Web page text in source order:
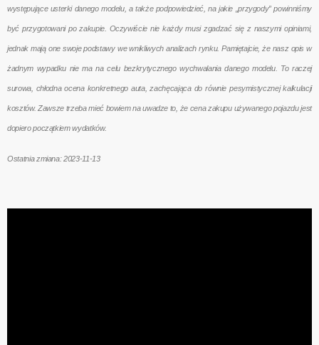
występujące usterki danego modelu, a także podpowiedzieć, na jakie „przygody” powinniśmy
być przygotowani po zakupie. Oczywiście nie każdy musi zgadzać się z naszymi opiniami,
jednak mają one swoje podstawy we wnikliwych analizach rynku. Pamiętajcie, że nasz opis w
żadnym wypadku nie ma na celu bezkrytycznego wychwalania danego modelu. To raczej
surowa, chłodna ocena konkretnego auta, zachęcająca do równie pesymistycznej kalkulacji
kosztów. Zawsze trzeba mieć bowiem na uwadze to, że cena zakupu używanego pojazdu jest
dopiero początkiem wydatków.
Ostatnia zmiana: 2023-11-13